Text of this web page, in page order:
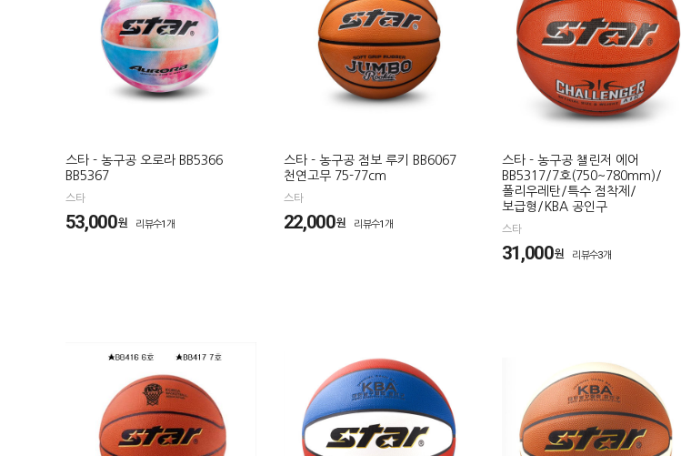
스타 - 농구공 오로라 BB5366
BB5367
스타
53,000원 리뷰수1개
스타 - 농구공 점보 루키 BB6067
천연고무 75-77cm
스타
22,000원 리뷰수1개
스타 - 농구공 챌린저 에어
BB5317/7호(750~780mm)/
폴리우레탄/특수 점착제/
보급형/KBA 공인구
스타
31,000원 리뷰수3개